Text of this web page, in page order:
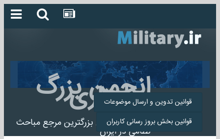
انجمن بزرگ
میلیتاری
انجمن میلیتاری بزرگترین مرجع مباحث
نظامی در ایران
قوانین تدوین و ارسال موضوعات
قوانین بخش بروز رسانی کاربران